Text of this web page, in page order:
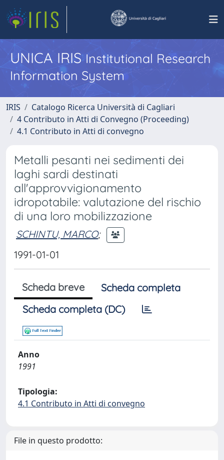
UNICA IRISInstitutional Research
Information System
IRIS
Catalogo Ricerca Università di Cagliari
4 Contributo in Atti di Convegno (Proceeding)
4.1 Contributo in Atti di convegno
Metalli pesanti nei sedimenti dei
laghi sardi destinati
all'approvvigionamento
idropotabile: valutazione del rischio
di una loro mobilizzazione
SCHINTU, MARCO;
1991-01-01
Scheda breve
Scheda completa
Scheda completa (DC)
Anno
1991
Tipologia:
4.1 Contributo in Atti di convegno
File in questo prodotto: